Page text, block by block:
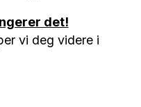
det!
vi deg videre i